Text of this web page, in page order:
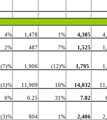
4% 1,478 1% 4,385
2% 487 7% 1,525
(7)% 1,906 (12)% 1,795
(1)% 11,909 16% 14,032
6% 6.25 31% 7.82
(3)% 804 1% 2,406